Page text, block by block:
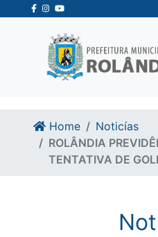
Ir para o conteudo
Ir para o fim do conteudo
Home
Noticías
ROLÂNDIA
TENTATIVA DE